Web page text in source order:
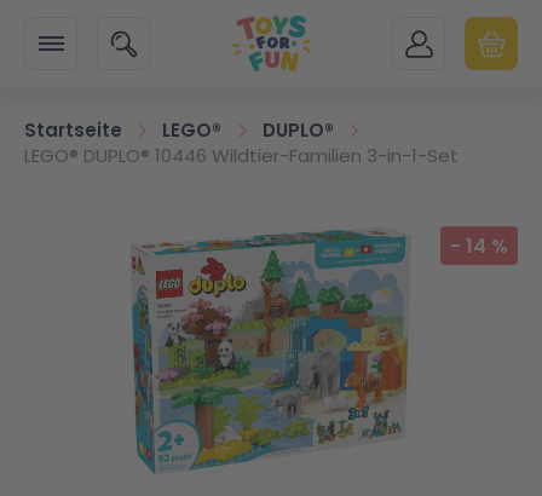
SUCHE MEIN KONTO
Startseite LEGO®
DUPLO®
LEGO® DUPLO® 10446 Wildtier-Familien 3-in-1-Set
Zum Ende der Bildgalerie springen - 14 %